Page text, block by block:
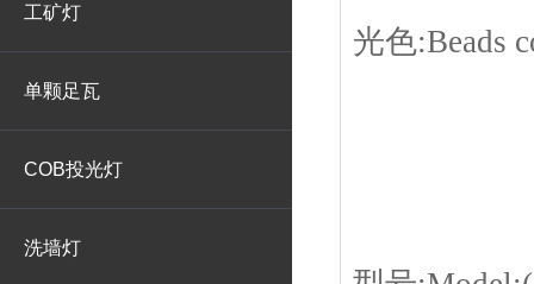
工矿灯
单颗足瓦
COB投光灯
洗墙灯
光色:Beads